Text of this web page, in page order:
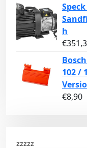
h
€
102 /
€8,90
zzzzz